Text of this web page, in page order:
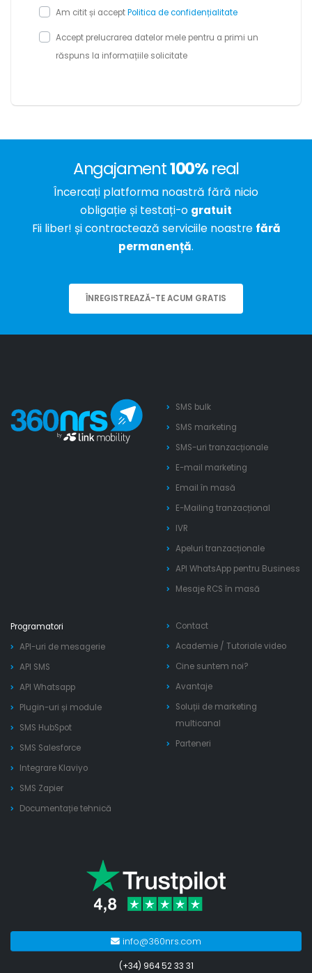
Am citit și acceptPolitica de confidențialitate
Accept prelucrarea datelor mele pentru a primi un
răspuns la informațiile solicitate
Angajament100%real
Încercați platforma noastră fără nicio
obligație și testați-o gratuit
Fii liber! și contractează serviciile noastre fără
permanență.
ÎNREGISTREAZĂ-TE ACUM GRATIS
SMS bulk
SMS marketing
SMS-uri tranzacționale
E-mail marketing
Email în masă
E-Mailing tranzacțional
IVR
Apeluri tranzacționale
API WhatsApp pentru Business
Mesaje RCS în masă
Programatori
API-uri de mesagerie
API SMS
API Whatsapp
Plugin-uri și module
SMS HubSpot
SMS Salesforce
Integrare Klaviyo
SMS Zapier
Documentație tehnică
Contact
Academie / Tutoriale video
Cine suntem noi?
Avantaje
Soluții de marketing
multicanal
Parteneri
info@360nrs.com
(+34) 964 52 33 31